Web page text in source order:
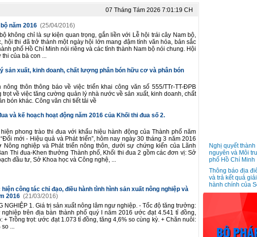
07 Tháng Tám 2026 7:01:19 CH
năm 2016 (25/04/2016)
không chỉ là sự kiện quan trọng, gắn liền với Lễ hội trái cây Nam bộ,
hội thi đã trở thành một ngày hội lớn mang đậm tính văn hóa, bản sắc
phố Hồ Chí Minh nói riêng và các tỉnh thành Nam bộ nói chung. Hội
của bà con ...
sản xuất, kinh doanh, chất lượng phân bón hữu cơ và phân bón
thôn thông báo về việc triển khai công văn số 555/TTr-TT-ĐPB
trọt về việc tăng cường quản lý nhà nước về sản xuất, kinh doanh, chất
bón khác. Công văn chi tiết tải về
và kế hoạch hoạt động năm 2016 của Khối thi đua số 2.
phong trào thi đua với khẩu hiệu hành động của Thành phố năm
mới - Hiệu quả và Phát triển”, hôm nay ngày 30 tháng 3 năm 2016
Nông nghiệp và Phát triển nông thôn, dưới sự chứng kiến của Lãnh
Thi đua-Khen thưởng Thành phố, Khối thi đua 2 gồm các đơn vị: Sở
đầu tư, Sở Khoa học và Công nghệ, ...
công tác chỉ đạo, điều hành tình hình sản xuất nông nghiệp và
2016 (21/03/2016)
NGHIỆP 1. Giá trị sản xuất nông lâm ngư nghiệp. - Tốc độ tăng trưởng:
trên địa bàn thành phố quý I năm 2016 ước đạt 4.541 tỉ đồng,
+ Trồng trọt: ước đạt 1.073 tỉ đồng, tăng 4,6% so cùng kỳ. + Chăn nuôi:
so ...
nguyên và Môi
phố Hồ Chí Minh
và trả kết quả
hành chính của
và Môi trường
Triển khai phong
thành Công dân
Hồ Chí Minh -
chóng giữa công
quyền” cho công
chức và người